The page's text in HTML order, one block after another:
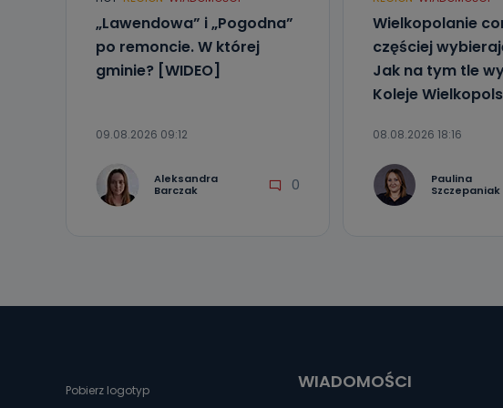
„Lawendowa” i „Pogodna”
po remoncie. W której
gminie? [WIDEO]
09.08.2026 09:12
Aleksandra
Barczak
0
Wielkopolanie
częściej
Jak na tym tle
Koleje
08.08.2026 18:16
Paulina
Szczepaniak
Pobierz logotyp WIADOMOŚCI